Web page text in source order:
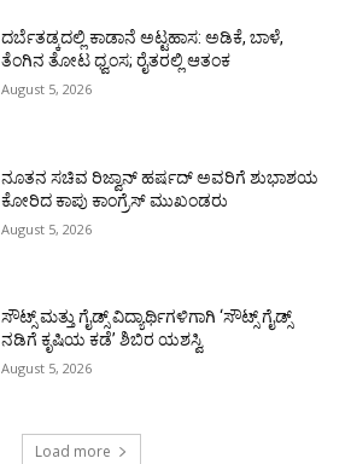
ದರ್ಬೆತಡ್ಕದಲ್ಲಿ ಕಾಡಾನೆ ಅಟ್ಟಹಾಸ: ಅಡಿಕೆ, ಬಾಳೆ,
ತೆಂಗಿನ ತೋಟ ಧ್ವಂಸ; ರೈತರಲ್ಲಿ ಆತಂಕ
August 5, 2026
ನೂತನ ಸಚಿವ ರಿಜ್ವಾನ್ ಹರ್ಷದ್ ಅವರಿಗೆ ಶುಭಾಶಯ
ಕೋರಿದ ಕಾಪು ಕಾಂಗ್ರೆಸ್ ಮುಖಂಡರು
August 5, 2026
ಸೌಟ್ಸ್ ಮತ್ತು ಗೈಡ್ಸ್ ವಿದ್ಯಾರ್ಥಿಗಳಿಗಾಗಿ ‘ಸೌಟ್ಸ್ ಗೈಡ್ಸ್
ನಡಿಗೆ ಕೃಷಿಯ ಕಡೆ’ ಶಿಬಿರ ಯಶಸ್ವಿ
August 5, 2026
Load more